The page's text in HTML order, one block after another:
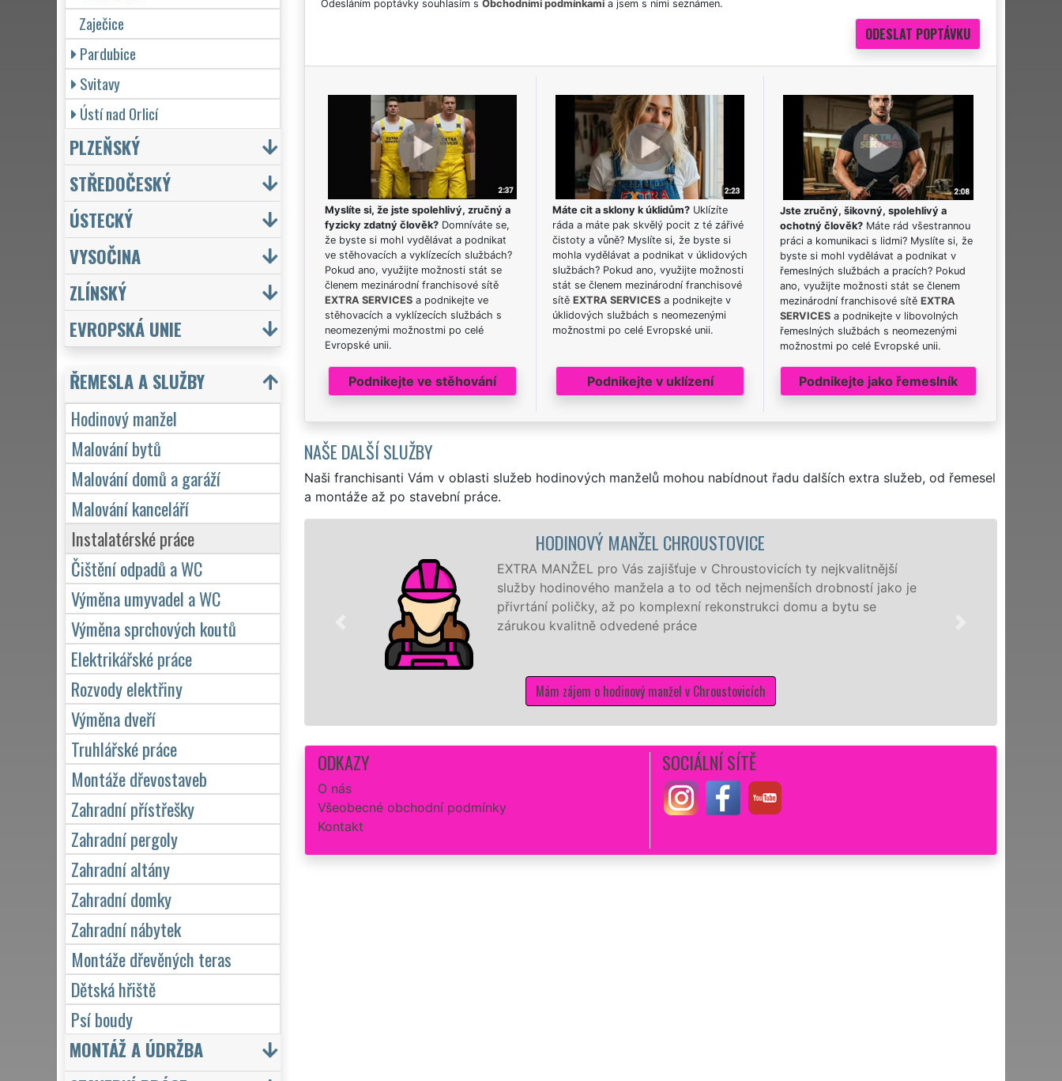
Odesláním poptávky souhlasím s Obchodními podmínkamia jsem s nimi seznámen.
Myslíte si, že jste spolehlivý, zručný a
fyzicky zdatný člověk?Domníváte se,
že byste si mohl vydělávat a podnikat
ve stěhovacích a vyklízecích službách?
Pokud ano, využijte možnosti stát se
členem mezinárodní franchisové sítě
EXTRA SERVICESa podnikejte ve
stěhovacích a vyklízecích službách s
neomezenými možnostmi po celé
Evropské unii.
Podnikejte ve stěhování
Máte cit a sklony k úklidům?Uklízíte
ráda a máte pak skvělý pocit z té zářivé
čistoty a vůně? Myslíte si, že byste si
mohla vydělávat a podnikat v úklidových
službách? Pokud ano, využijte možnosti
stát se členem mezinárodní franchisové
sítě EXTRA SERVICESa podnikejte v
úklidových službách s neomezenými
možnostmi po celé Evropské unii.
Podnikejte v uklízení
Jste zručný, šikovný, spolehlivý a
ochotný člověk? Máte rád všestrannou
práci a komunikaci s lidmi? Myslíte si, že
byste si mohl vydělávat a podnikat v
řemeslných službách a pracích? Pokud
ano, využijte možnosti stát se členem
mezinárodní franchisové sítěEXTRA
SERVICES a podnikejte v libovolných
řemeslných službách s neomezenými
možnostmi po celé Evropské unii.
Podnikejte jako řemeslník
NAŠE DALŠÍ SLUŽBY
Naši franchisanti Vám v oblasti služeb hodinových manželů mohou nabídnout řadu dalších extra služeb, od řemesel
a montáže až po stavební práce.
HODINOVÝ MANŽEL CHROUSTOVICE
EXTRA MANŽEL pro Vás zajišťuje v Chroustovicích ty nejkvalitnější
služby hodinového manžela a to od těch nejmenších drobností jako je
přivrtání poličky, až po komplexní rekonstrukci domu a bytu se
zárukou kvalitně odvedené práce
Mám zájem o hodinový manžel v Chroustovicích
ODKAZY
O nás
Všeobecné obchodní podmínky
Kontakt
SOCIÁLNÍ SÍTĚ
Zaječice
Pardubice
Svitavy
Ústí nad Orlicí
PLZEŇSKÝ
STŘEDOČESKÝ
ÚSTECKÝ
VYSOČINA
ZLÍNSKÝ
EVROPSKÁ UNIE
ŘEMESLA A SLUŽBY
Hodinový manžel
Malování bytů
Malování domů a garáží
Malování kanceláří
Instalatérské práce
Čištění odpadů a WC
Výměna umyvadel a WC
Výměna sprchových koutů
Elektrikářské práce
Rozvody elektřiny
Výměna dveří
Truhlářské práce
Montáže dřevostaveb
Zahradní přístřešky
Zahradní pergoly
Zahradní altány
Zahradní domky
Zahradní nábytek
Montáže dřevěných teras
Dětská hřiště
Psí boudy
MONTÁŽ A ÚDRŽBA